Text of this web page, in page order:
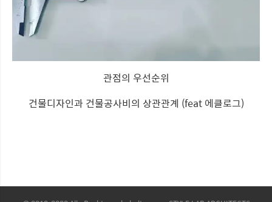
관점의 우선순위
건물디자인과 건물공사비의 상관관계 (feat 에클로그)